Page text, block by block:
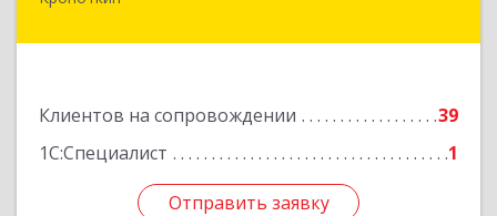
Клиентов на сопровождении
39
1С:Специалист
1
Отправить заявку
Отправить заявку